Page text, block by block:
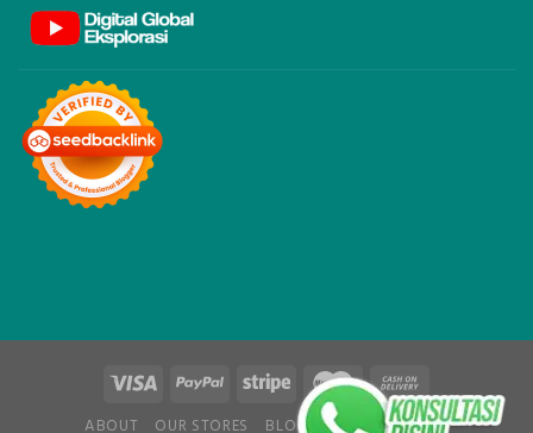
ABOUT OUR STORES BLOG CONTACT FAQ